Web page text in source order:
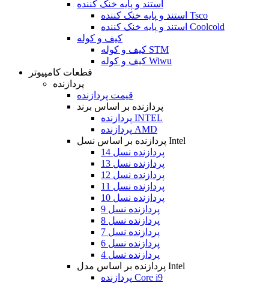
استند و پایه خنک کننده
استند و پایه خنک کننده Tsco
استند و پایه خنک کننده Coolcold
کیف و کوله
کیف و کوله STM
کیف و کوله Wiwu
قطعات کامپیوتر
پردازنده
قیمت پردازنده
پردازنده بر اساس برند
پردازنده INTEL
پردازنده AMD
پردازنده بر اساس نسل Intel
پردازنده نسل 14
پردازنده نسل 13
پردازنده نسل 12
پردازنده نسل 11
پردازنده نسل 10
پردازنده نسل 9
پردازنده نسل 8
پردازنده نسل 7
پردازنده نسل 6
پردازنده نسل 4
پردازنده بر اساس مدل Intel
پردازنده Core i9